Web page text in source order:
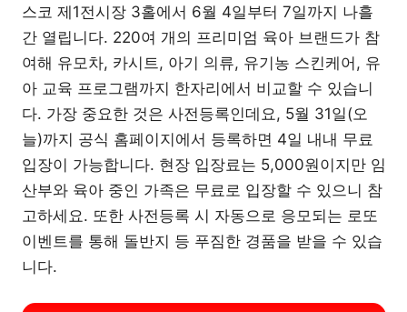
스코 제1전시장 3홀에서 6월 4일부터 7일까지 나흘
간 열립니다. 220여 개의 프리미엄 육아 브랜드가 참
여해 유모차, 카시트, 아기 의류, 유기농 스킨케어, 유
아 교육 프로그램까지 한자리에서 비교할 수 있습니
다. 가장 중요한 것은 사전등록인데요, 5월 31일(오
늘)까지 공식 홈페이지에서 등록하면 4일 내내 무료
입장이 가능합니다. 현장 입장료는 5,000원이지만 임
산부와 육아 중인 가족은 무료로 입장할 수 있으니 참
고하세요. 또한 사전등록 시 자동으로 응모되는 로또
이벤트를 통해 돌반지 등 푸짐한 경품을 받을 수 있습
니다.